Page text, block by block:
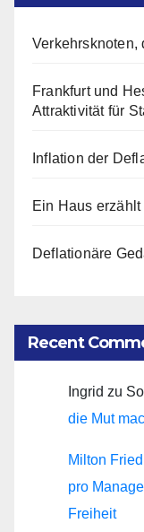
Verkehrsknoten,
Frankfurt und
Attraktivität für
Inflation der
Ein Haus erzählt
Deflationäre
Recent
Ingrid zu
die Mut
Milton
pro
Freiheit